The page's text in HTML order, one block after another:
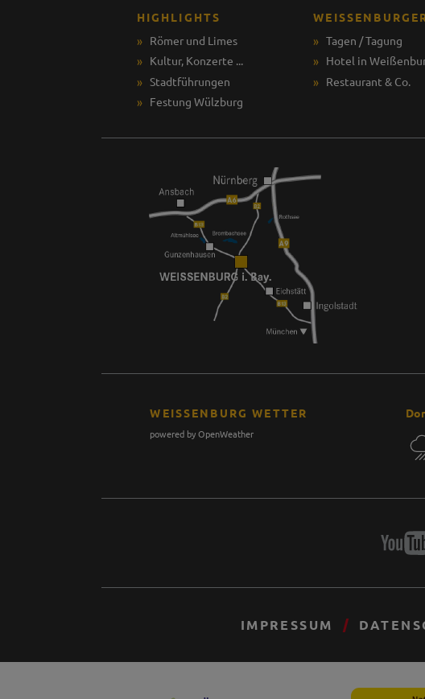
HIGHLIGHTS
Römer und Limes
Kultur, Konzerte ...
Stadtführungen
Festung Wülzburg
Tagen / Tagung
Hotel in
Restaurant & Co.
WEISSENBURG WETTER
powered by OpenWeather
IMPRESSUM